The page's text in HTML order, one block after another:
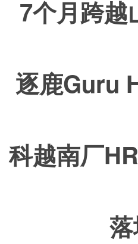
7个月跨越
逐鹿Guru
科越南厂